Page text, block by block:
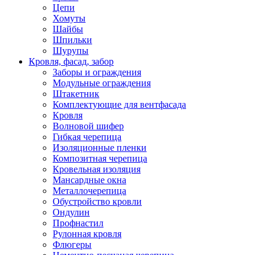
Цепи
Хомуты
Шайбы
Шпильки
Шурупы
Кровля, фасад, забор
Заборы и ограждения
Модульные ограждения
Штакетник
Комплектующие для вентфасада
Кровля
Волновой шифер
Гибкая черепица
Изоляционные пленки
Композитная черепица
Кровельная изоляция
Мансардные окна
Металлочерепица
Обустройство кровли
Ондулин
Профнастил
Рулонная кровля
Флюгеры